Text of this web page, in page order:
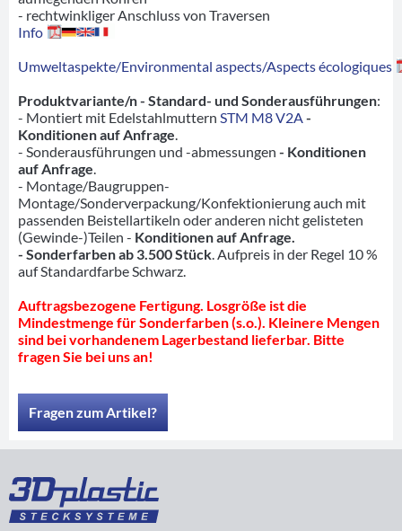
- rechtwinkliger Anschluss von Traversen
Info
Umweltaspekte/Environmental aspects/Aspects écologiques
Produktvariante/n - Standard- und Sonderausführungen:
- Montiert mit Edelstahlmuttern STM M8 V2A -
Konditionen auf Anfrage
- Sonderausführungen und -abmessungen - Konditionen
auf Anfrage
- Montage/Baugruppen-
Montage/Sonderverpackung/Konfektionierung auch mit
passenden Beistellartikeln oder anderen nicht gelisteten
(Gewinde-)Teilen - Konditionen auf Anfrage.
- Sonderfarben ab 3.500 Stück . Aufpreis in der Regel 10 %
auf Standardfarbe Schwarz.
Auftragsbezogene Fertigung. Losgröße ist die
Mindestmenge für Sonderfarben (s.o.). Kleinere Mengen
sind bei vorhandenem Lagerbestand lieferbar. Bitte
fragen Sie bei uns an!
Fragen zum Artikel?